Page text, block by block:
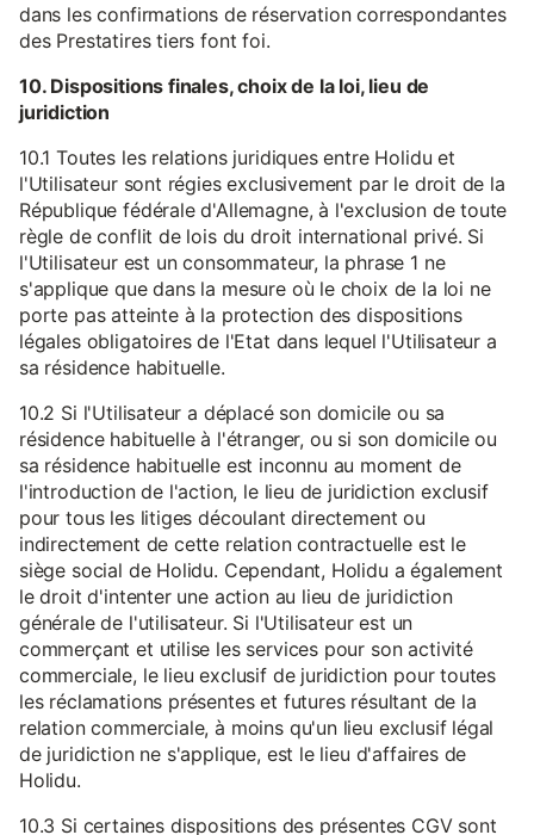
dans les confirmations de réservation correspondantes
des Prestatires tiers font foi.
10. Dispositions finales, choix de la loi, lieu de
juridiction
10.1 Toutes les relations juridiques entre Holidu et
l'Utilisateur sont régies exclusivement par le droit de la
République fédérale d'Allemagne, à l'exclusion de toute
règle de conflit de lois du droit international privé. Si
l'Utilisateur est un consommateur, la phrase 1 ne
s'applique que dans la mesure où le choix de la loi ne
porte pas atteinte à la protection des dispositions
légales obligatoires de l'Etat dans lequel l'Utilisateur a
sa résidence habituelle.
10.2 Si l'Utilisateur a déplacé son domicile ou sa
résidence habituelle à l'étranger, ou si son domicile ou
sa résidence habituelle est inconnu au moment de
l'introduction de l'action, le lieu de juridiction exclusif
pour tous les litiges découlant directement ou
indirectement de cette relation contractuelle est le
siège social de Holidu. Cependant, Holidu a également
le droit d'intenter une action au lieu de juridiction
générale de l'utilisateur. Si l'Utilisateur est un
commerçant et utilise les services pour son activité
commerciale, le lieu exclusif de juridiction pour toutes
les réclamations présentes et futures résultant de la
relation commerciale, à moins qu'un lieu exclusif légal
de juridiction ne s'applique, est le lieu d'affaires de
Holidu.
10.3 Si certaines dispositions des présentes CGV sont